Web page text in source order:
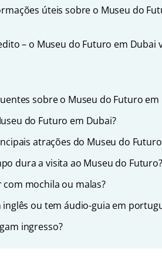
úteis sobre o Museu do
– o Museu do Futuro em Dubai
sobre o Museu do Futuro em
do Futuro em Dubai?
atrações do Museu do
dura a visita ao Museu do Futuro?
mochila ou malas?
inglês ou tem áudio-guia em
ingresso?